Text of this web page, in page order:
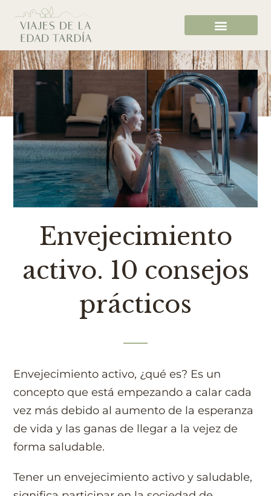
Envejecimiento
activo. 10 consejos
prácticos
Envejecimiento activo, ¿qué es? Es un
concepto que está empezando a calar cada
vez más debido al aumento de la esperanza
de vida y las ganas de llegar a la vejez de
forma saludable.
Tener un envejecimiento activo y saludable,